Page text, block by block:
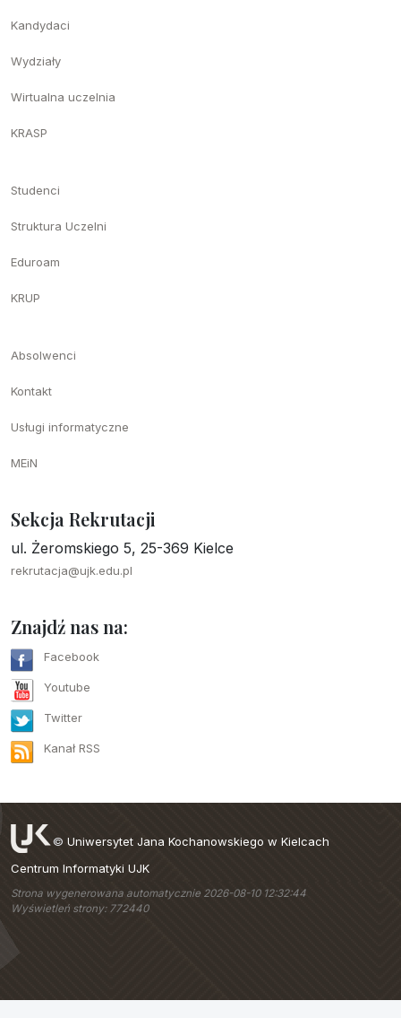
Kandydaci
Wydziały
Wirtualna uczelnia
KRASP
Studenci
Struktura Uczelni
Eduroam
KRUP
Absolwenci
Kontakt
Usługi informatyczne
MEiN
Sekcja Rekrutacji
ul. Żeromskiego 5, 25-369 Kielce
rekrutacja@ujk.edu.pl
Znajdź nas na:
Facebook
Youtube
Twitter
Kanał RSS
© Uniwersytet Jana Kochanowskiego w Kielcach
Centrum Informatyki UJK
Strona wygenerowana automatycznie 2026-08-10 12:32:44
Wyświetleń strony: 772440